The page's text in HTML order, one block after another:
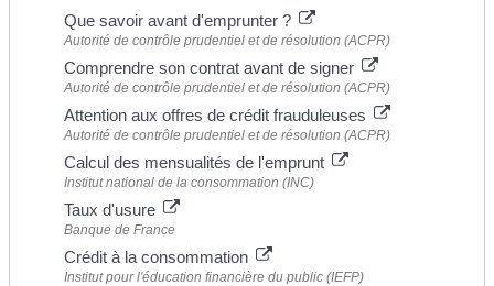
Que savoir avant d'emprunter ?
Autorité de contrôle prudentiel et de résolution (ACPR)
Comprendre son contrat avant de signer
Autorité de contrôle prudentiel et de résolution (ACPR)
Attention aux offres de crédit frauduleuses
Autorité de contrôle prudentiel et de résolution (ACPR)
Calcul des mensualités de l'emprunt
Institut national de la consommation (INC)
Taux d'usure
Banque de France
Crédit à la consommation
Institut pour l'éducation financière du public (IEFP)